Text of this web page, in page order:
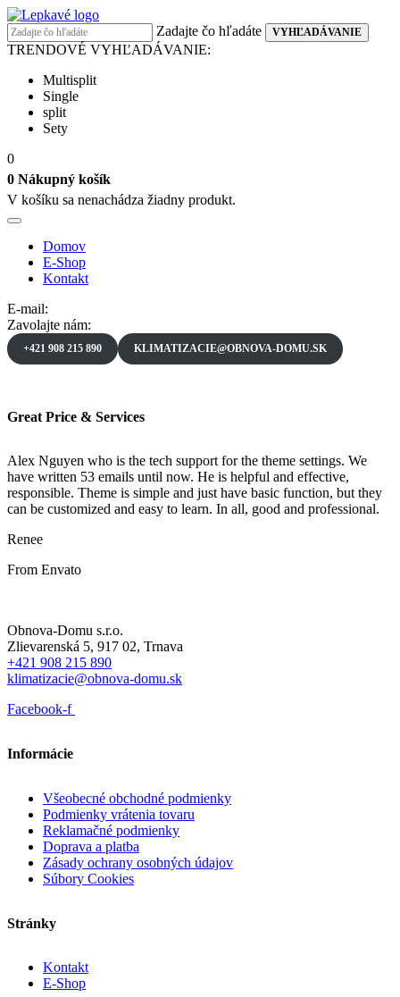
Prejsť
na
obsah
Zadajte čo hľadáte VYHĽADÁVANIE
TRENDOVÉ VYHĽADÁVANIE:
Multisplit
Single
split
Sety
0
0 Nákupný košík
V košíku sa nenachádza žiadny produkt.
Domov
E-Shop
Kontakt
E-mail:
Zavolajte nám:
+421 908 215 890 KLIMATIZACIE@OBNOVA-DOMU.SK
Great Price & Services
Alex Nguyen who is the tech support for the theme settings. We
have written 53 emails until now. He is helpful and effective,
responsible. Theme is simple and just have basic function, but they
can be customized and easy to learn. In all, good and professional.
Renee
From Envato
Obnova-Domu s.r.o.
Zlievarenská 5, 917 02, Trnava
+421 908 215 890
klimatizacie@obnova-domu.sk
Facebook-f
Informácie
Všeobecné obchodné podmienky
Podmienky vrátenia tovaru
Reklamačné podmienky
Doprava a platba
Zásady ochrany osobných údajov
Súbory Cookies
Stránky
Kontakt
E-Shop